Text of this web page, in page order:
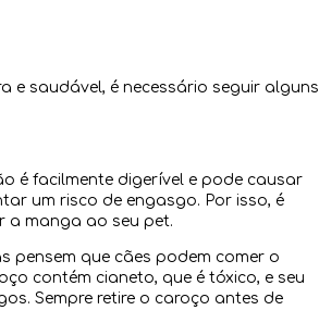
e saudável, é necessário seguir alguns
é facilmente digerível e pode causar
um risco de engasgo. Por isso, é
a manga ao seu pet.
pensem que cães podem comer o
contém cianeto, que é tóxico, e seu
Sempre retire o caroço antes de